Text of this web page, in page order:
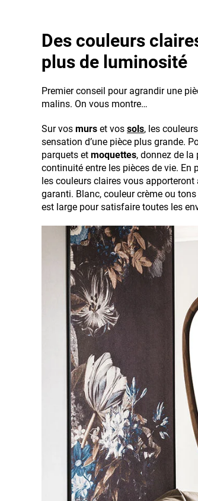
Des couleurs
plus de luminosité
Premier conseil pour agrandir une
malins. On vous montre…
Sur vos murs et vos sols, les
sensation d’une pièce plus grande.
parquets et moquettes, donnez de la
continuité entre les pièces de vie. En
les couleurs claires vous
garanti. Blanc, couleur crème ou
est large pour satisfaire toutes les